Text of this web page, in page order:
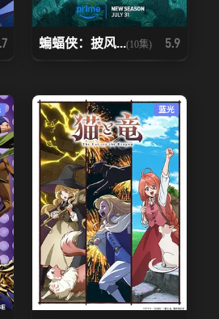
蝙蝠侠：披风...(10集) 5.9
蓝光